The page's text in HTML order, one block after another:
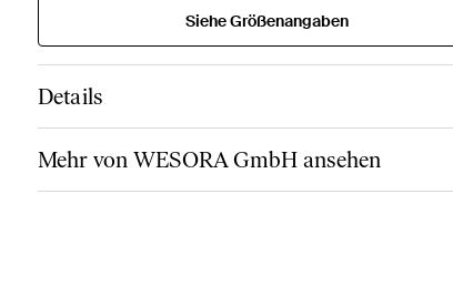
Siehe Größenangaben
Details
Mehr von WESORA GmbH ansehen